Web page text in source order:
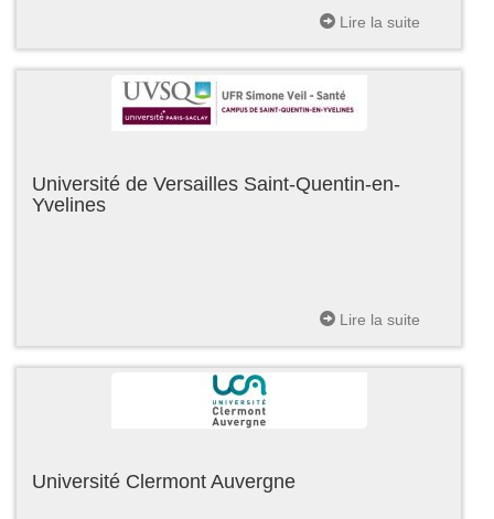
Lire la suite
Université de Versailles Saint-Quentin-en-
Yvelines
Lire la suite
Université Clermont Auvergne